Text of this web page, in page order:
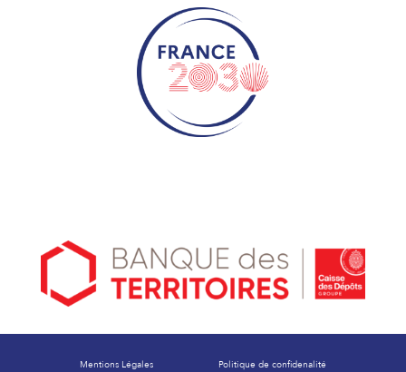
Mentions Légales Politique de confidenalité